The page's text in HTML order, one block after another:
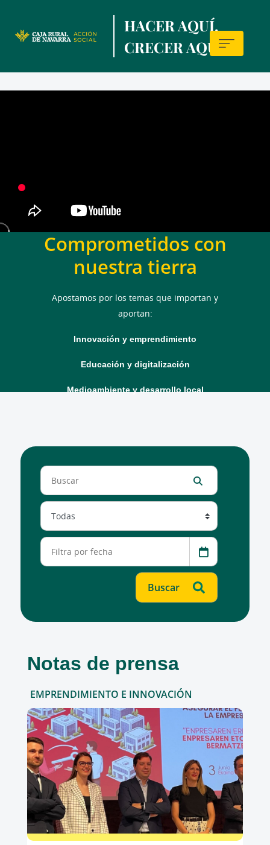
to
contentt
HACER AQUÍ,
CRECER AQUÍ.
Sala
Comprometidos con
nuestra tierra
Apostamos por los temas que importan y
aportan:
Innovación y emprendimiento
Educación y digitalización
Medioambiente y desarrollo local
Notas de prensa
EMPRENDIMIENTO E INNOVACIÓN